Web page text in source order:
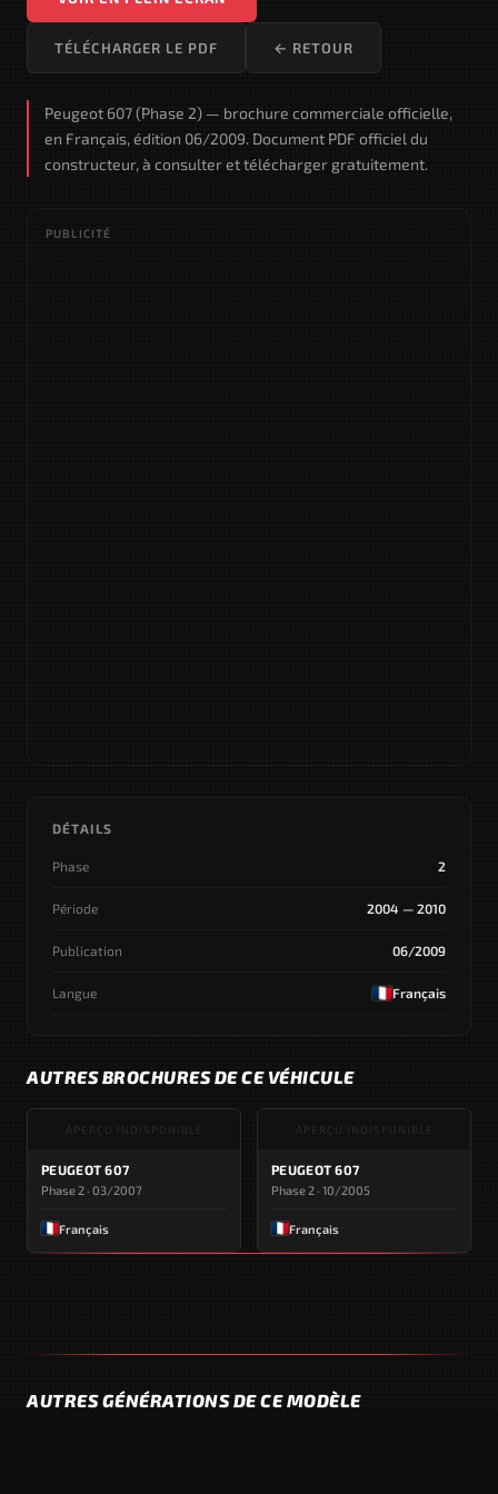
TÉLÉCHARGER LE PDF ← RETOUR
Peugeot 607 (Phase 2) — brochure commerciale officielle,
en Français, édition 06/2009. Document PDF officiel du
constructeur, à consulter et télécharger gratuitement.
PUBLICITÉ
DÉTAILS
Phase 2
Période 2004 — 2010
Publication 06/2009
Langue Français
AUTRES BROCHURES DE CE VÉHICULE
APERÇU INDISPONIBLE
PEUGEOT 607
Phase 2 · 03/2007
Français
APERÇU INDISPONIBLE
PEUGEOT 607
Phase 2 · 10/2005
Français
AUTRES GÉNÉRATIONS DE CE MODÈLE